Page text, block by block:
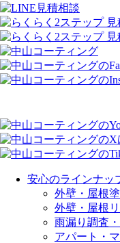
安心のラインナッ
外壁・屋根
外壁・屋根
雨漏り調査
アパート・